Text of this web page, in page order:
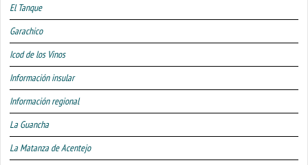
El Tanque
Garachico
Icod de los Vinos
Información insular
Información regional
La Guancha
La Matanza de Acentejo